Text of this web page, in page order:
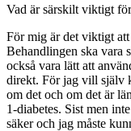
Vad är särskilt viktigt
För mig är det viktigt
Behandlingen ska vara
också vara lätt att
direkt. För jag vill själv
om det och om det är
1-diabetes. Sist men
säker och jag måste